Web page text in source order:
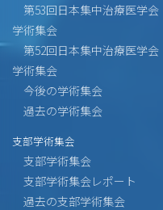
第53回日本集中治療医学会
学術集会
第52回日本集中治療医学会
学術集会
今後の学術集会
過去の学術集会
支部学術集会
支部学術集会
支部学術集会レポート
過去の支部学術集会